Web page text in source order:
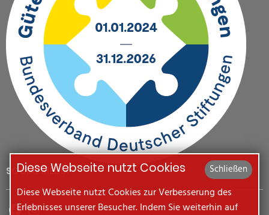
SOCIAL MEDIA Schließen
Diese Webseite nutzt Cookies
Diese Webseite nutzt Cookies zur Verbesserung des
Erlebnisses unserer Besucher. Indem Sie weiterhin auf